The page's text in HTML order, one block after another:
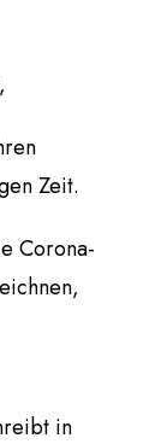
Zeit.
Corona-
in